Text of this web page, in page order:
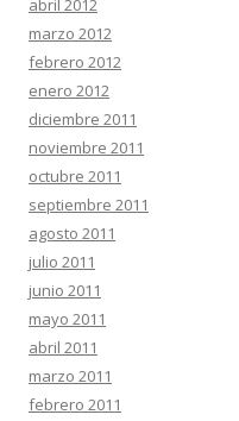
abril 2012
marzo 2012
febrero 2012
enero 2012
diciembre 2011
noviembre 2011
octubre 2011
septiembre 2011
agosto 2011
julio 2011
junio 2011
mayo 2011
abril 2011
marzo 2011
febrero 2011